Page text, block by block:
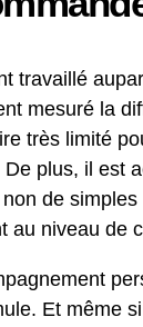
travaillé
mesuré la
très limité
De plus, il est
de
au niveau de
Et même si